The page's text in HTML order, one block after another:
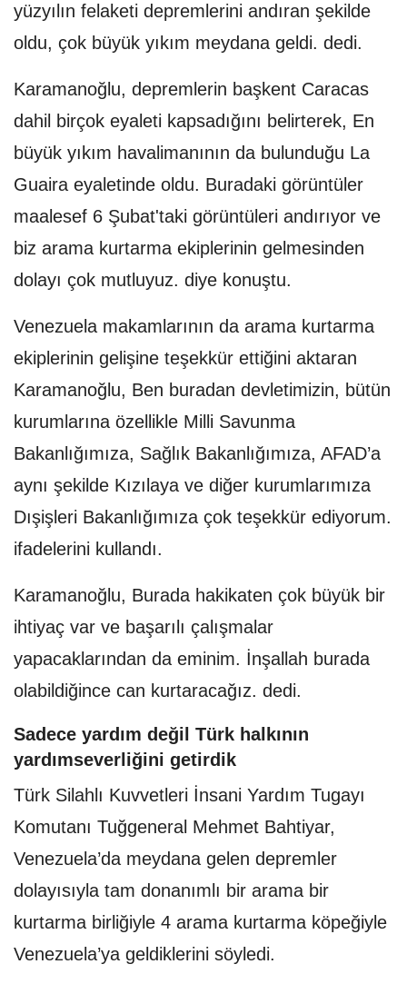
yüzyılın felaketi depremlerini andıran şekilde
oldu, çok büyük yıkım meydana geldi. dedi.
Karamanoğlu, depremlerin başkent Caracas
dahil birçok eyaleti kapsadığını belirterek, En
büyük yıkım havalimanının da bulunduğu La
Guaira eyaletinde oldu. Buradaki görüntüler
maalesef 6 Şubat'taki görüntüleri andırıyor ve
biz arama kurtarma ekiplerinin gelmesinden
dolayı çok mutluyuz. diye konuştu.
Venezuela makamlarının da arama kurtarma
ekiplerinin gelişine teşekkür ettiğini aktaran
Karamanoğlu, Ben buradan devletimizin, bütün
kurumlarına özellikle Milli Savunma
Bakanlığımıza, Sağlık Bakanlığımıza, AFAD’a
aynı şekilde Kızılaya ve diğer kurumlarımıza
Dışişleri Bakanlığımıza çok teşekkür ediyorum.
ifadelerini kullandı.
Karamanoğlu, Burada hakikaten çok büyük bir
ihtiyaç var ve başarılı çalışmalar
yapacaklarından da eminim. İnşallah burada
olabildiğince can kurtaracağız. dedi.
Sadece yardım değil Türk halkının
yardımseverliğini getirdik
Türk Silahlı Kuvvetleri İnsani Yardım Tugayı
Komutanı Tuğgeneral Mehmet Bahtiyar,
Venezuela’da meydana gelen depremler
dolayısıyla tam donanımlı bir arama bir
kurtarma birliğiyle 4 arama kurtarma köpeğiyle
Venezuela’ya geldiklerini söyledi.